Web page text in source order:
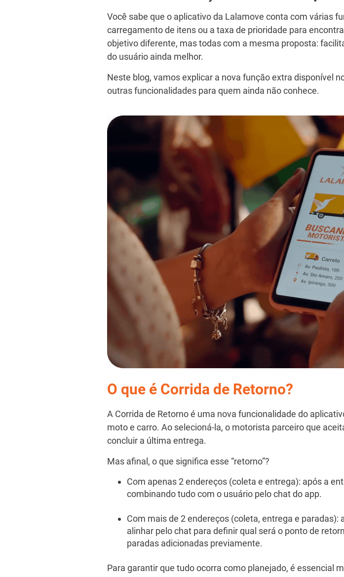
Você sabe que o aplicativo da Lalamove conta com várias
carregamento de itens ou a taxa de prioridade para
objetivo diferente, mas todas com a mesma proposta:
do usuário ainda melhor.
Neste blog, vamos explicar a nova função extra disponível
outras funcionalidades para quem ainda não conhece.
O que é Corrida de Retorno?
A Corrida de Retorno é uma nova funcionalidade do
moto e carro. Ao selecioná-la, o motorista parceiro que
concluir a última entrega.
Mas afinal, o que significa esse “retorno”?
Com apenas 2 endereços (coleta e entrega): após a
combinando tudo com o usuário pelo chat do app.
Com mais de 2 endereços (coleta, entrega e
alinhar pelo chat para definir qual será o ponto de
paradas adicionadas previamente.
Para garantir que tudo ocorra como planejado, é essencial